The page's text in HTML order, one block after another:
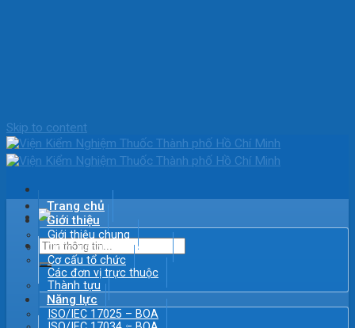
Skip to content
Trang chủ
Giới thiệu
Giới thiệu chung
Chức năng – Nhiệm vụ
Cơ cấu tổ chức
Các đơn vị trực thuộc
Thành tựu
Năng lực
ISO/IEC 17025 – BOA